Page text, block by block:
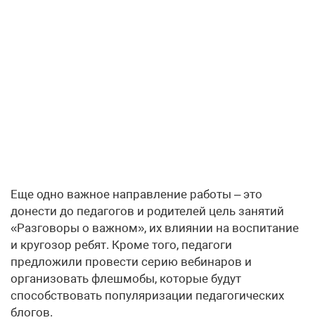
Еще одно важное направление работы – это
донести до педагогов и родителей цель занятий
«Разговоры о важном», их влиянии на воспитание
и кругозор ребят. Кроме того, педагоги
предложили провести серию вебинаров и
организовать флешмобы, которые будут
способствовать популяризации педагогических
блогов.